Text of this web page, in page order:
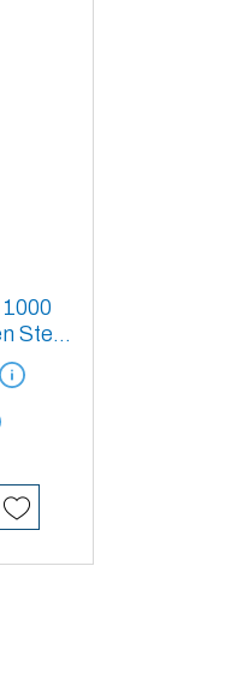
Steel